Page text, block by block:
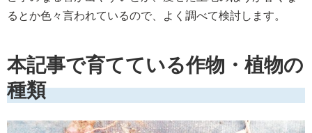
るとか色々言われているので、よく調べて検討します。
本記事で育てている作物・植物の
種類